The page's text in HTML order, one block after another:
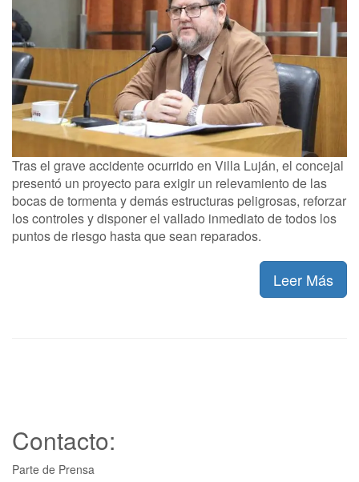
Tras el grave accidente ocurrido en Villa Luján, el concejal
presentó un proyecto para exigir un relevamiento de las
bocas de tormenta y demás estructuras peligrosas, reforzar
los controles y disponer el vallado inmediato de todos los
puntos de riesgo hasta que sean reparados.
Leer Más
Contacto:
Parte de Prensa